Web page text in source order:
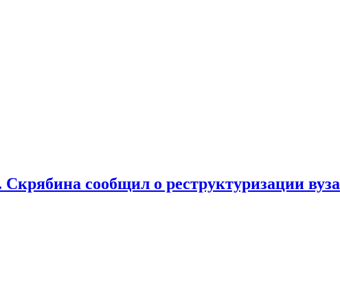
сообщил о реструктуризации вуза